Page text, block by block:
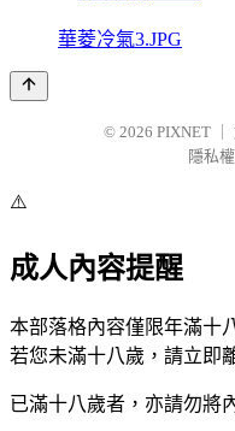
華菱冷氣3.JPG
© 2026 PIXNET
隱私
⚠️
成人內容提醒
本部落格內容僅限年滿十
若您未滿十八歲，請立即
已滿十八歲者，亦請勿將